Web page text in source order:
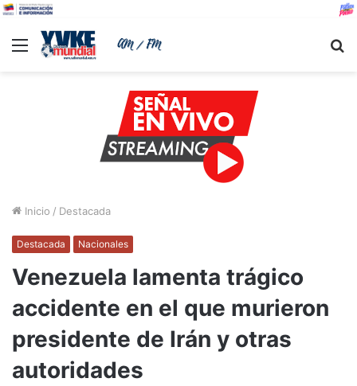
Menu
Inicio / Destacada
Destacada Nacionales
Venezuela lamenta trágico
accidente en el que murieron
presidente de Irán y otras
autoridades